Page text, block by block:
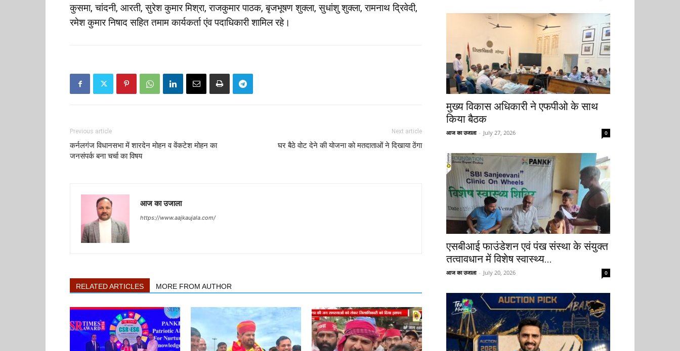
कुसमा, चांदनी, आरती, सुरेश कुमार मिश्रा, राजकुमार पाठक, बृजभूषण शुक्ला, सुधांशु शुक्ला, रामनाथ द्रिवेदी,
रमेश कुमार निषाद सहित तमाम कार्यकर्ता एंव पदाधिकारी शामिल रहे।
Previous article
कर्नलगंज विधानसभा में शारदेन मोहन व वेंकटेश मोहन का
जनसंपर्क बना चर्चा का विषय
Next article
घर बैठे वोट देने की योजना को मतदाताओं ने दिखाया ठेंगा
आज का उजाला
https://www.aajkaujala.com/
RELATED ARTICLES MORE FROM AUTHOR
मुख्य विकास अधिकारी ने एफपीओ के साथ
किया बैठक
आज का उजाला - July 27, 2026 0
एसबीआई फाउंडेशन एवं पंख संस्था के संयुक्त
तत्वावधान में विशेष स्वास्थ्य...
आज का उजाला - July 20, 2026 0